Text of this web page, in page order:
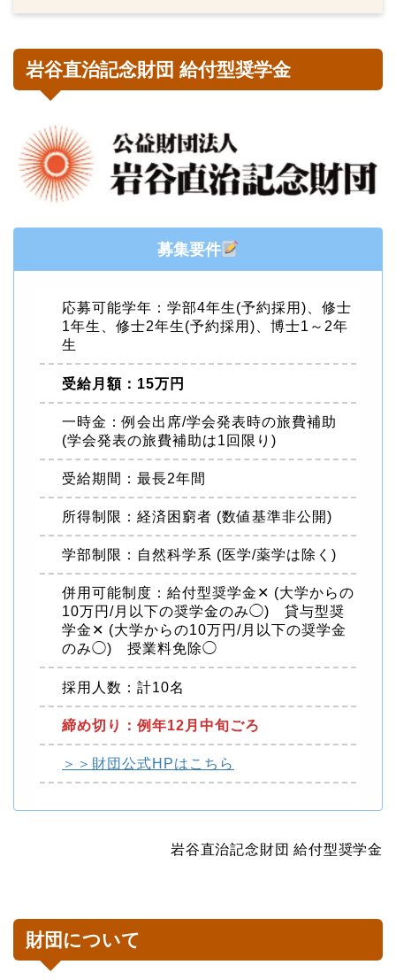
岩谷直治記念財団 給付型奨学金
募集要件
応募可能学年：学部4年生(予約採用)、修士
1年生、修士2年生(予約採用)、博士1～2年
生
受給月額：15万円
一時金：例会出席/学会発表時の旅費補助
(学会発表の旅費補助は1回限り)
受給期間：最長2年間
所得制限：経済困窮者 (数値基準非公開)
学部制限：自然科学系 (医学/薬学は除く)
併用可能制度：給付型奨学金✕ (大学からの
10万円/月以下の奨学金のみ◯) 貸与型奨
学金✕ (大学からの10万円/月以下の奨学金
のみ◯) 授業料免除◯
採用人数：計10名
締め切り：例年12月中旬ごろ
＞＞財団公式HPはこちら
岩谷直治記念財団 給付型奨学金
財団について